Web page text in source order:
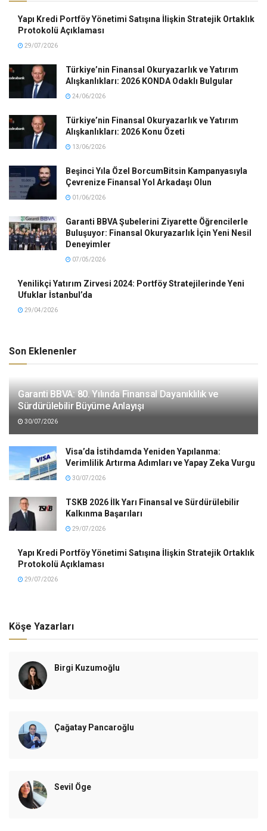
Yapı Kredi Portföy Yönetimi Satışına İlişkin Stratejik Ortaklık
Protokolü Açıklaması
29/07/2026
Türkiye’nin Finansal Okuryazarlık ve Yatırım
Alışkanlıkları: 2026 KONDA Odaklı Bulgular
24/06/2026
Türkiye’nin Finansal Okuryazarlık ve Yatırım
Alışkanlıkları: 2026 Konu Özeti
13/06/2026
Beşinci Yıla Özel BorcumBitsin Kampanyasıyla
Çevrenize Finansal Yol Arkadaşı Olun
01/06/2026
Garanti BBVA Şubelerini Ziyarette Öğrencilerle
Buluşuyor: Finansal Okuryazarlık İçin Yeni Nesil
Deneyimler
07/05/2026
Yenilikçi Yatırım Zirvesi 2024: Portföy Stratejilerinde Yeni
Ufuklar İstanbul’da
29/04/2026
Son Eklenenler
Garanti BBVA: 80. Yılında Finansal Dayanıklılık ve
Sürdürülebilir Büyüme Anlayışı
30/07/2026
Visa’da İstihdamda Yeniden Yapılanma:
Verimlilik Artırma Adımları ve Yapay Zeka Vurgu
30/07/2026
TSKB 2026 İlk Yarı Finansal ve Sürdürülebilir
Kalkınma Başarıları
29/07/2026
Yapı Kredi Portföy Yönetimi Satışına İlişkin Stratejik Ortaklık
Protokolü Açıklaması
29/07/2026
Köşe Yazarları
Birgi Kuzumoğlu
Çağatay Pancaroğlu
Sevil Öge